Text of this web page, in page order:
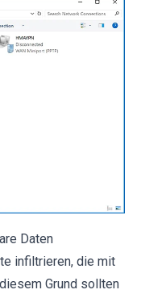
Daten
infiltrieren, die mit
Grund sollten